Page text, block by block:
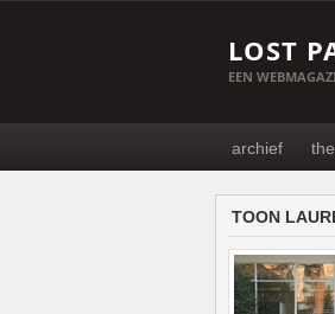
LOST
EEN
archief
TOON